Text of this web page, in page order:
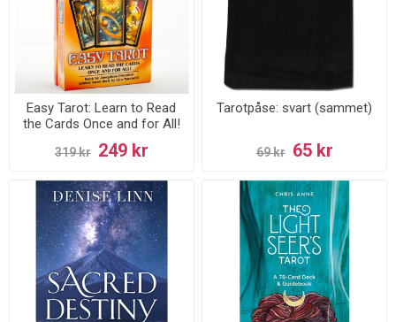
Easy Tarot: Learn to Read
the Cards Once and for All!
319 kr 249 kr
Tarotpåse: svart (sammet)
69 kr 65 kr